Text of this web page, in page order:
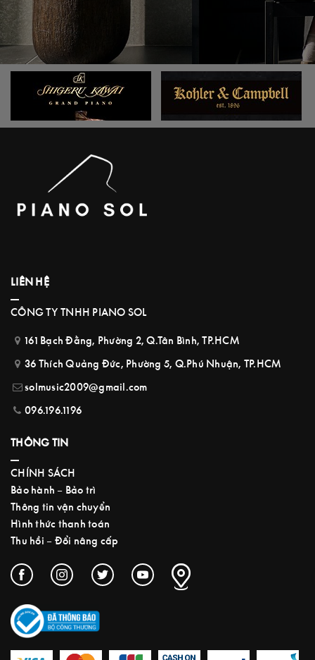
LIÊN HỆ
CÔNG TY TNHH PIANO SOL
161 Bạch Đằng, Phường 2, Q.Tân Bình, TP.HCM
36 Thích Quảng Đức, Phường 5, Q.Phú Nhuận, TP.HCM
solmusic2009@gmail.com
096.196.1196
THÔNG TIN
CHÍNH SÁCH
Bảo hành – Bảo trì
Thông tin vận chuyển
Hình thức thanh toán
Thu hồi – Đổi nâng cấp